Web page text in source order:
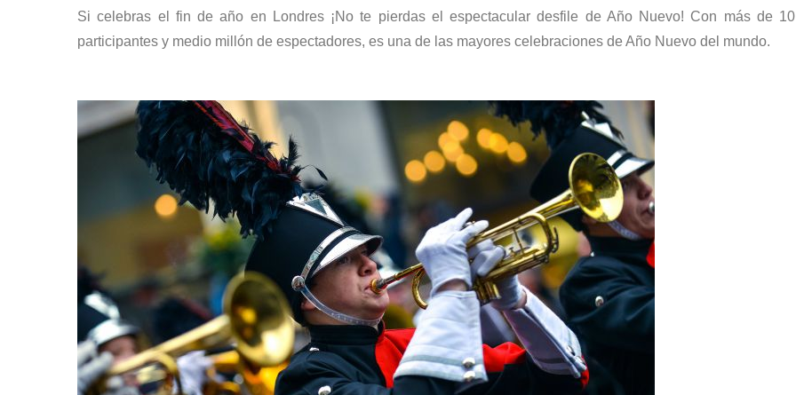
Si celebras el fin de año en Londres ¡No te pierdas el espectacular desfile de Año Nuevo! Con más de
participantes y medio millón de espectadores, es una de las mayores celebraciones de Año Nuevo del mundo.